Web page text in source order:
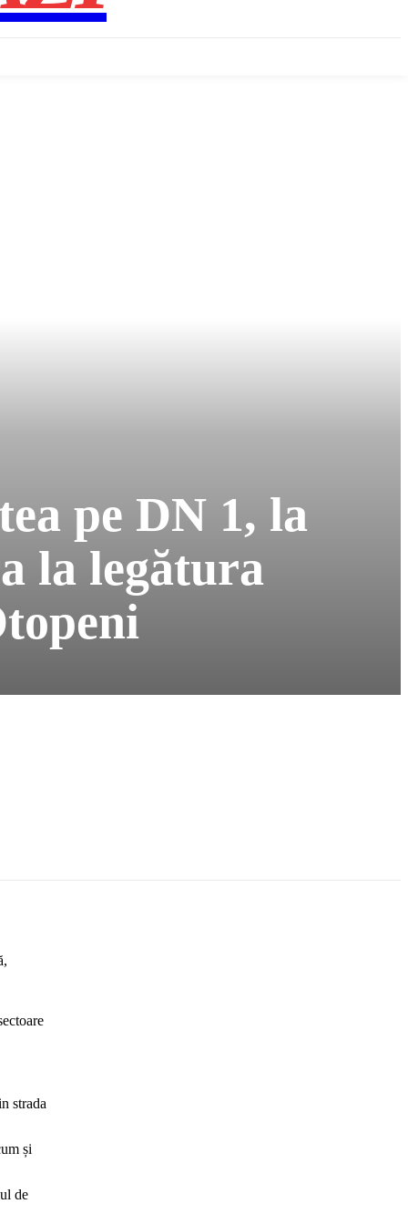
pe DN 1, la
la legătura
strada
și
de